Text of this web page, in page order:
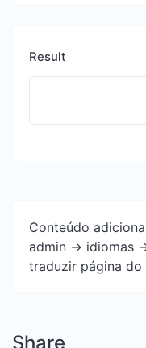
Result
Conteúdo
admin -> idiomas
traduzir página do
Share